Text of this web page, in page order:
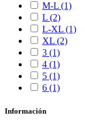
M-L (1)
L (2)
L-XL (1)
XL (2)
3 (1)
4 (1)
5 (1)
6 (1)
Información